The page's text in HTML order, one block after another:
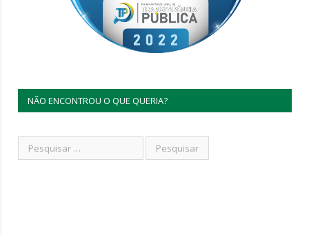
NÃO ENCONTROU O QUE QUERIA?